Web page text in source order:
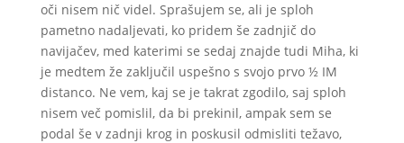
oči nisem nič videl. Sprašujem se, ali je sploh
pametno nadaljevati, ko pridem še zadnjič do
navijačev, med katerimi se sedaj znajde tudi Miha, ki
je medtem že zaključil uspešno s svojo prvo ½ IM
distanco. Ne vem, kaj se je takrat zgodilo, saj sploh
nisem več pomislil, da bi prekinil, ampak sem se
podal še v zadnji krog in poskusil odmisliti težavo,